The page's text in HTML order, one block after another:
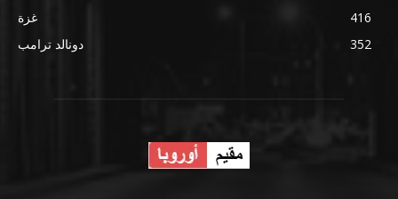
غزة
416
دونالد ترامب
352